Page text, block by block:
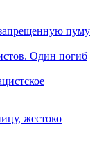
пуму
Один погиб
жестоко